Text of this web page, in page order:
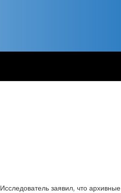
Исследователь заявил, что архивные